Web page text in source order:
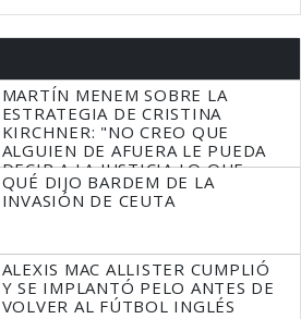
MARTÍN MENEM SOBRE LA
ESTRATEGIA DE CRISTINA
KIRCHNER: "NO CREO QUE
ALGUIEN DE AFUERA LE PUEDA
DECIR A LA JUSTICIA LO QUE
TIENE QUE HACER"
QUÉ DIJO BARDEM DE LA
INVASIÓN DE CEUTA
ALEXIS MAC ALLISTER CUMPLIÓ
Y SE IMPLANTÓ PELO ANTES DE
VOLVER AL FÚTBOL INGLÉS